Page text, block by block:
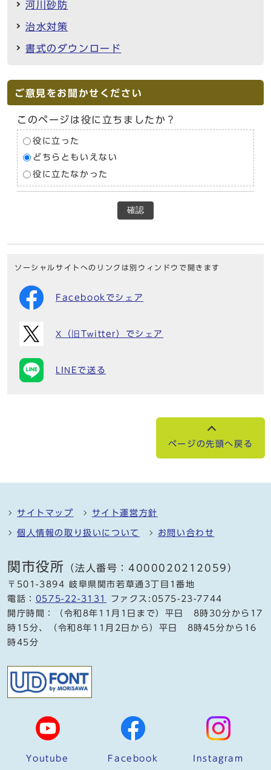
河川砂防
治水対策
書式のダウンロード
ご意見をお聞かせください
このページは役に立ちましたか？
役に立った
どちらともいえない
役に立たなかった
確認
ソーシャルサイトへのリンクは別ウィンドウで開きます
Facebookでシェア
X（旧Twitter）でシェア
LINEで送る
ページの先頭へ戻る
サイトマップ サイト運営方針
個人情報の取り扱いについて お問い合わせ
関市役所 （法人番号：4000020212059）
〒501-3894 岐阜県関市若草通3丁目1番地
電話： 0575-22-3131
ファクス:0575-23-7744
開庁時間：（令和8年11月1日まで）平日 8時30分から17
時15分、（令和8年11月2日から）平日 8時45分から16
時45分
Youtube Facebook Instagram